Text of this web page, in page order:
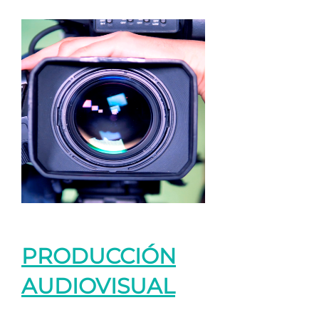
PRODUCCIÓN
AUDIOVISUAL